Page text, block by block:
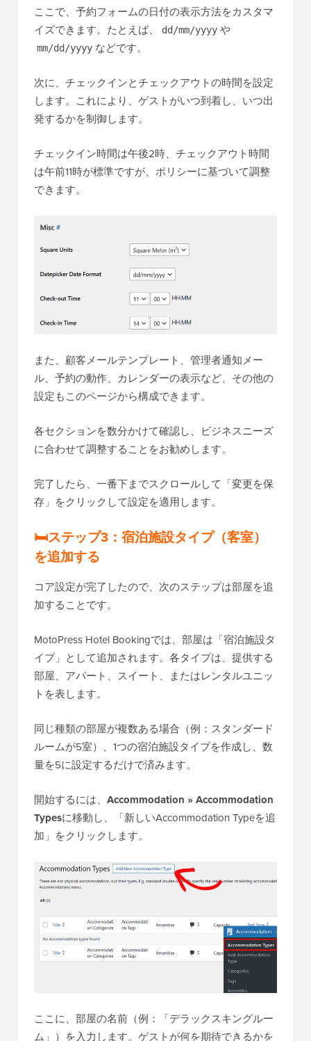
ここで、予約フォームの日付の表示方法をカスタマ
イズできます。たとえば、
dd/mm/yyyy や
mm/dd/yyyy などです。
次に、チェックインとチェックアウトの時間を設定
します。これにより、ゲストがいつ到着し、いつ出
発するかを制御します。
チェックイン時間は午後2時、チェックアウト時間
は午前11時が標準ですが、ポリシーに基づいて調整
できます。
また、顧客メールテンプレート、管理者通知メー
ル、予約の動作、カレンダーの表示など、その他の
設定もこのページから構成できます。
各セクションを数分かけて確認し、ビジネスニーズ
に合わせて調整することをお勧めします。
完了したら、一番下までスクロールして「変更を保
存」をクリックして設定を適用します。
🛏️ステップ3：宿泊施設タイプ（客室）
を追加する
コア設定が完了したので、次のステップは部屋を追
加することです。
MotoPress Hotel Bookingでは、部屋は「宿泊施設タ
イプ」として追加されます。各タイプは、提供する
部屋、アパート、スイート、またはレンタルユニッ
トを表します。
同じ種類の部屋が複数ある場合（例：スタンダード
ルームが5室）、1つの宿泊施設タイプを作成し、数
量を5に設定するだけで済みます。
開始するには、 Accommodation » Accommodation
Typesに移動し、「新しいAccommodation Typeを追
加」をクリックします。
ここに、部屋の名前（例：「デラックスキングルー
ム」）を入力します。ゲストが何を期待できるかを